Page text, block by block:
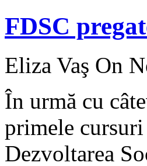
FDSC
Eliza Vaş On
În urmă cu
primele
Dezvoltarea